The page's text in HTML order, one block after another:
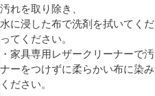
汚れを取り除き、
水に浸した布で洗剤を拭いてく
ってください。
・家具専用レザークリーナーで
ナーをつけずに柔らかい布に染
ください。